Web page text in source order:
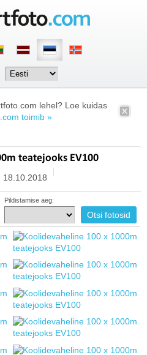
lehel? Loe kuidas
toimib »
teatejooks EV100
18.10.2018
Pildistamise aeg: